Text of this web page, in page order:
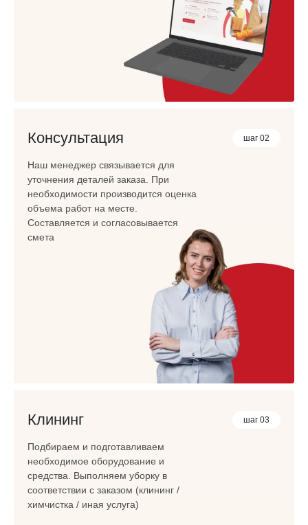
шаг 02
Консультация
Наш менеджер связывается для
уточнения деталей заказа. При
необходимости производится оценка
объема работ на месте.
Составляется и согласовывается
смета
шаг 03
Клининг
Подбираем и подготавливаем
необходимое оборудование и
средства. Выполняем уборку в
соответствии с заказом (клининг /
химчистка / иная услуга)